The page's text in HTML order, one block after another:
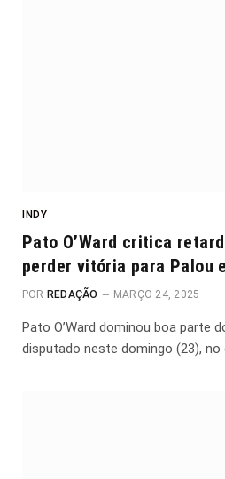
INDY
Pato O’Ward critica
perder vitória para Palou
POR REDAÇÃO MARÇO 24, 2025
Pato O’Ward dominou boa parte
disputado neste domingo (23),